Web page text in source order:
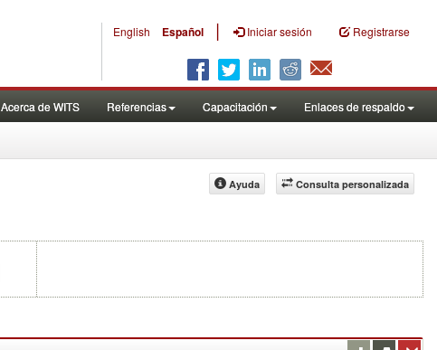
English Español | Iniciar sesión Registrarse
Acerca de WITS Referencias Capacitación Enlaces de respaldo
Consulta personalizada
Ayuda